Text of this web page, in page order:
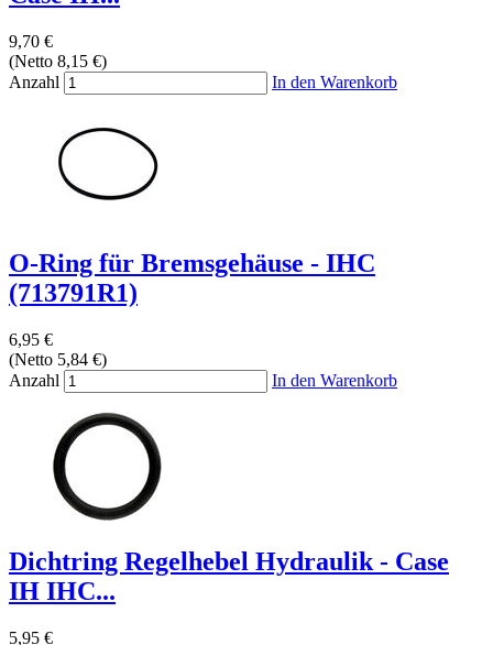
9,70 €
(Netto 8,15 €)
Anzahl
In den Warenkorb
O-Ring für Bremsgehäuse - IHC
(713791R1)
6,95 €
(Netto 5,84 €)
Anzahl
In den Warenkorb
Dichtring Regelhebel Hydraulik - Case
IH IHC...
5,95 €